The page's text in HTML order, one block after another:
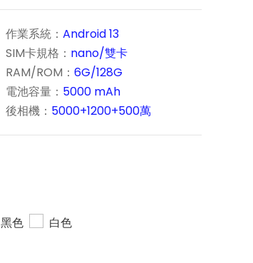
作業系統： Android 13
SIM卡規格： nano/雙卡
RAM/ROM： 6G/128G
電池容量： 5000 mAh
後相機： 5000+1200+500萬
黑色
白色